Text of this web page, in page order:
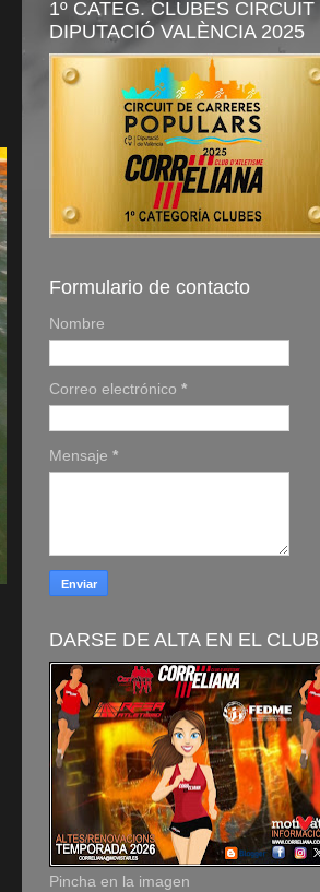
1º CATEG. CLUBES CIRCUIT
DIPUTACIÓ VALÈNCIA 2025
Formulario de contacto
Nombre
Correo electrónico *
Mensaje *
DARSE DE ALTA EN EL CLUB
Pincha en la imagen